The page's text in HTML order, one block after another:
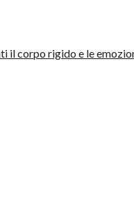
il corpo rigido e le